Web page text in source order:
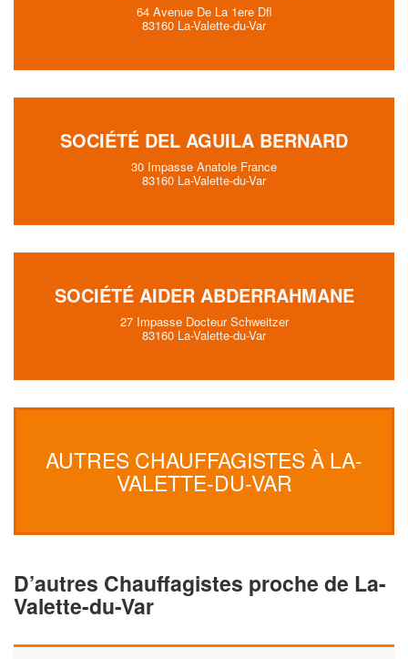
64 Avenue De La 1ere Dfl
83160 La-Valette-du-Var
SOCIÉTÉ DEL AGUILA BERNARD
30 Impasse Anatole France
83160 La-Valette-du-Var
SOCIÉTÉ AIDER ABDERRAHMANE
27 Impasse Docteur Schweitzer
83160 La-Valette-du-Var
AUTRES CHAUFFAGISTES À LA-
VALETTE-DU-VAR
D’autres Chauffagistes proche de La-
Valette-du-Var